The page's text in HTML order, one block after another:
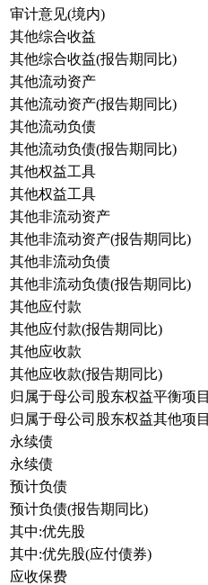
审计意见(境内)
其他综合收益
其他综合收益(报告期同比)
其他流动资产
其他流动资产(报告期同比)
其他流动负债
其他流动负债(报告期同比)
其他权益工具
其他权益工具
其他非流动资产
其他非流动资产(报告期同比)
其他非流动负债
其他非流动负债(报告期同比)
其他应付款
其他应付款(报告期同比)
其他应收款
其他应收款(报告期同比)
归属于母公司股东权益平衡项目
归属于母公司股东权益其他项目
永续债
永续债
预计负债
预计负债(报告期同比)
其中:优先股
其中:优先股(应付债券)
应收保费